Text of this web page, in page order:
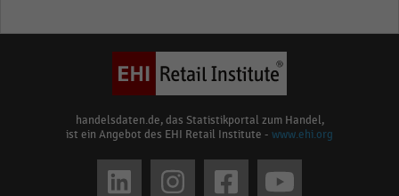
handelsdaten.de, das Statistikportal zum Handel,
ist ein Angebot des EHI Retail Institute - www.ehi.org